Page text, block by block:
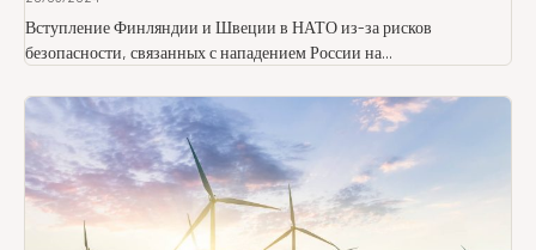
Вступление Финляндии и Швеции в НАТО из-за рисков
безопасности, связанных с нападением России на...